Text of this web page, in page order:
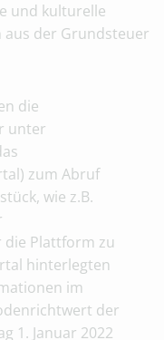
und kulturelle
aus der Grundsteuer
die
unter
zum Abruf
wie z.B.
Plattform zu
hinterlegten
im
der
1. Januar 2022